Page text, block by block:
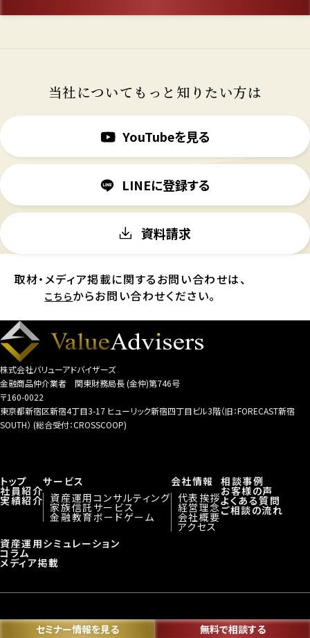
セミナー情報を見る 無料で相談する
当社についてもっと知りたい方は
YouTubeを見る
LINEに登録する
資料請求
取材・メディア掲載に関するお問い合わせは、
こちらからお問い合わせください。
株式会社バリューアドバイザーズ
金融商品仲介業者 関東財務局長 (金仲)第746号
〒160-0022
東京都新宿区新宿4丁目3-17 ヒューリック新宿四丁目ビル3階（旧：FORECAST新宿
SOUTH） (総合受付：CROSSCOOP)
トップ
社員紹介
実績紹介
サービス
資産運用コンサルティング
家族信託サービス
金融教育ボードゲーム
会社情報
代表挨拶
経営理念
会社概要
アクセス
相談事例
お客様の声
よくある質問
ご相談の流れ
資産運用シミュレーション
コラム
メディア掲載
©株式会社バリューアドバイザーズ
︎︎採用情報 勧誘方針 個人情報保護方針金融商品取引法に基づく表示